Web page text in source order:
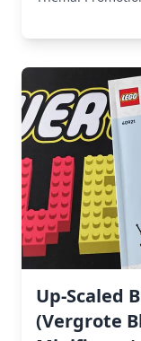
Up-Scaled
(Vergrote